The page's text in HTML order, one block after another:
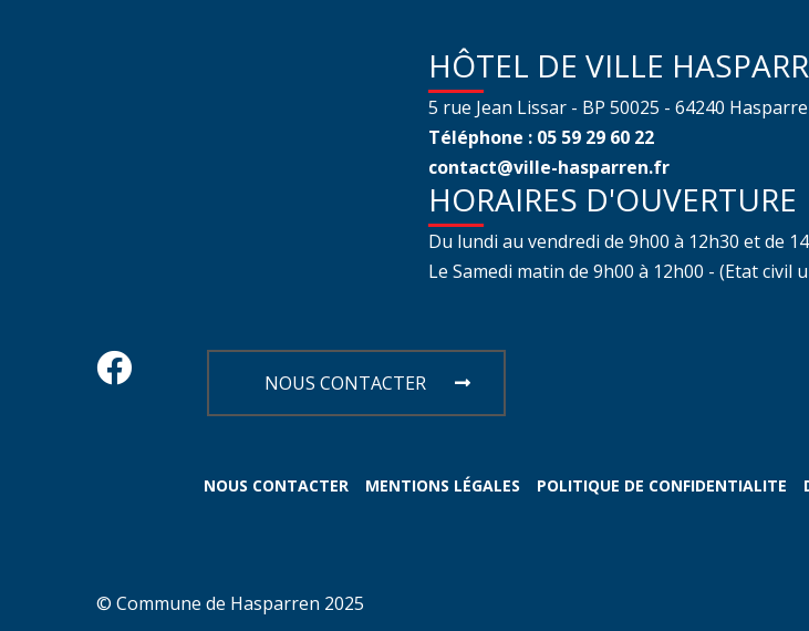
HÔTEL DE VILLE
5 rue Jean Lissar - BP 50025 - 64240
Téléphone : 05 59 29 60 22
contact@ville-hasparren.fr
HORAIRES D'OUVERTURE
Du lundi au vendredi de 9h00 à 12h30 et de
Le Samedi matin de 9h00 à 12h00 - (Etat civil
NOUS CONTACTER
NOUS CONTACTER MENTIONS LÉGALES POLITIQUE DE CONFIDENTIALITE
© Commune de Hasparren 2025